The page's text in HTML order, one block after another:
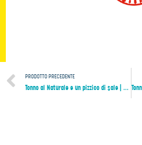
PRODOTTO PRECEDENTE
Tonno al Naturale e un pizzico di sale | 3x80g